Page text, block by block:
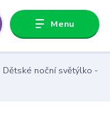
Menu
Dětské noční světýlko -